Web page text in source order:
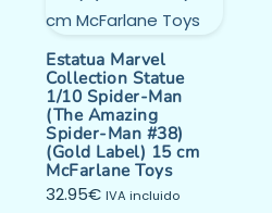
Estatua Marvel
Collection Statue
1/10 Spider-Man
(The Amazing
Spider-Man #38)
(Gold Label) 15 cm
McFarlane Toys
32.95€ IVA incluido